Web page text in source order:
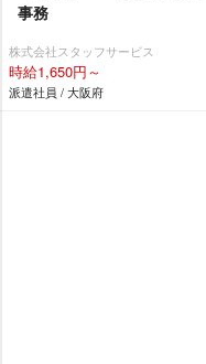
事務
株式会社スタッフサービス
時給1,650円～
派遣社員 / 大阪府